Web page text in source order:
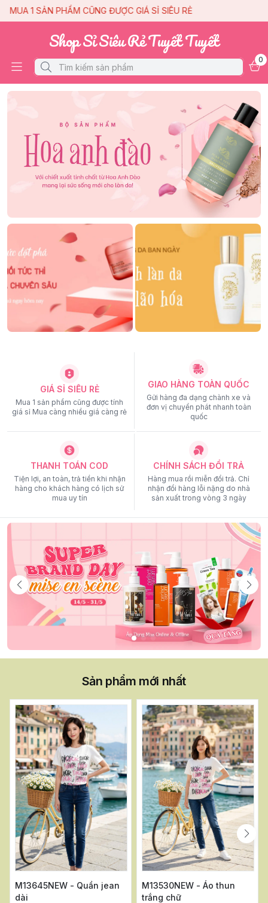
SẢN PHẨM CŨNG ĐƯỢC GIÁ SỈ SIÊU RẺ
Shop Sỉ Siêu Rẻ Tuyết Tuyết
0
GIÁ SỈ SIÊU RẺ
Mua 1 sản phẩm cũng được tính
giá sỉ Mua càng nhiều giá càng rẻ
GIAO HÀNG TOÀN QUỐC
Gửi hàng đa dạng chành xe và
đơn vị chuyển phát nhanh toàn
quốc
THANH TOÁN COD
Tiện lợi, an toàn, trả tiền khi nhận
hàng cho khách hàng có lịch sử
mua uy tín
CHÍNH SÁCH ĐỔI TRẢ
Hàng mua rồi miễn đổi trả. Chỉ
nhận đổi hàng lỗi nặng do nhà
sản xuất trong vòng 3 ngày
Sản phẩm mới nhất
M13645NEW - Quần jean
dài
M13530NEW - Áo thun
trắng chữ